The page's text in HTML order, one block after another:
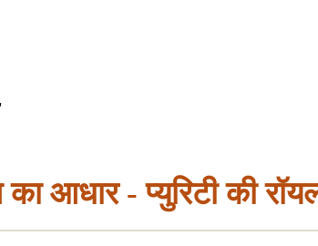
आधार - प्युरिटी की